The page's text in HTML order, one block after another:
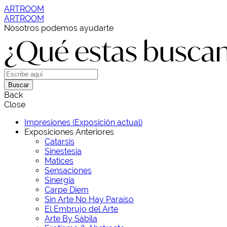
ARTROOM
ARTROOM
Nosotros podemos ayudarte
¿Qué estas
Buscar
Back
Close
Impresiones (Exposición actual)
Exposiciones Anteriores
Catarsis
Sinestesia
Matices
Sensaciones
Sinergia
Carpe Diem
Sin Arte No Hay Paraíso
El Embrujo del Arte
Arte By Sábila